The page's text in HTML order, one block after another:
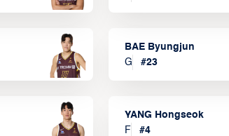
BAE Byungjun
G
#23
YANG Hongseok
F
#4